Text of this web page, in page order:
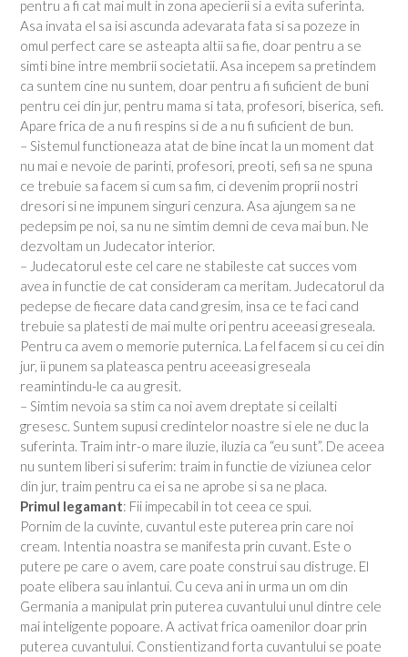
pentru a fi cat mai mult in zona apecierii si a evita suferinta.
Asa invata el sa isi ascunda adevarata fata si sa pozeze in
omul perfect care se asteapta altii sa fie, doar pentru a se
simti bine intre membrii societatii. Asa incepem sa pretindem
ca suntem cine nu suntem, doar pentru a fi suficient de buni
pentru cei din jur, pentru mama si tata, profesori, biserica, sefi.
Apare frica de a nu fi respins si de a nu fi suficient de bun.
– Sistemul functioneaza atat de bine incat la un moment dat
nu mai e nevoie de parinti, profesori, preoti, sefi sa ne spuna
ce trebuie sa facem si cum sa fim, ci devenim proprii nostri
dresori si ne impunem singuri cenzura. Asa ajungem sa ne
pedepsim pe noi, sa nu ne simtim demni de ceva mai bun. Ne
dezvoltam un Judecator interior.
– Judecatorul este cel care ne stabileste cat succes vom
avea in functie de cat consideram ca meritam. Judecatorul da
pedepse de fiecare data cand gresim, insa ce te faci cand
trebuie sa platesti de mai multe ori pentru aceeasi greseala.
Pentru ca avem o memorie puternica. La fel facem si cu cei din
jur, ii punem sa plateasca pentru aceeasi greseala
reamintindu-le ca au gresit.
– Simtim nevoia sa stim ca noi avem dreptate si ceilalti
gresesc. Suntem supusi credintelor noastre si ele ne duc la
suferinta. Traim intr-o mare iluzie, iluzia ca “eu sunt”. De aceea
nu suntem liberi si suferim: traim in functie de viziunea celor
din jur, traim pentru ca ei sa ne aprobe si sa ne placa.
Primul legamant: Fii impecabil in tot ceea ce spui.
Pornim de la cuvinte, cuvantul este puterea prin care noi
cream. Intentia noastra se manifesta prin cuvant. Este o
putere pe care o avem, care poate construi sau distruge. El
poate elibera sau inlantui. Cu ceva ani in urma un om din
Germania a manipulat prin puterea cuvantului unul dintre cele
mai inteligente popoare. A activat frica oamenilor doar prin
puterea cuvantului. Constientizand forta cuvantului se poate